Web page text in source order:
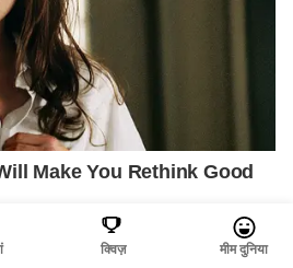
क्विज़ मीम दुनिया